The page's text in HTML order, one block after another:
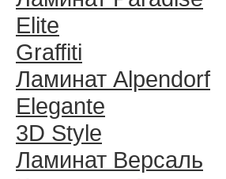
Elite
Graffiti
Ламинат Alpendorf
Elegante
3D Style
Ламинат Версаль